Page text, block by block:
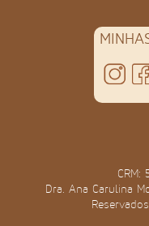
CRM:
Dra. Ana Carulina